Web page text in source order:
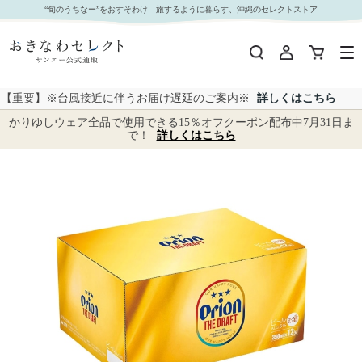
【 9243 】◇ オリオン ザ・ドラフト12缶入化粧箱【 お届け先が 沖縄県外 】 350ml*12｜おきな
わセレクト サンエー公式通販
“旬のうちなー”をおすそわけ 旅するように暮らす、沖縄のセレクトストア
【重要】※台風接近に伴うお届け遅延のご案内※
詳しくはこちら
かりゆしウェア全品で使用できる15％オフクーポン配布中7月31日ま
で！
詳しくはこちら